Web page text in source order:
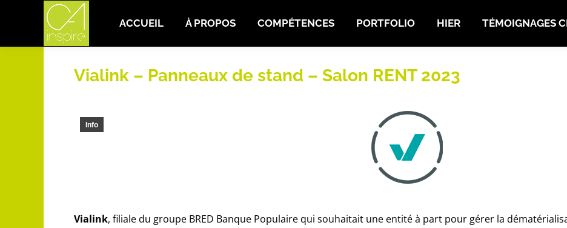
ACCUEIL À PROPOS COMPÉTENCES PORTFOLIO HIER TÉMOIGNAGES
Vialink – Panneaux de stand – Salon RENT 2023
Info
Vialink, filiale du groupe BRED Banque Populaire qui souhaitait une entité à part pour gérer la
ACCUEIL À PROPOS COMPÉTENCES PORTFOLIO HIER TÉMOIGNAGES